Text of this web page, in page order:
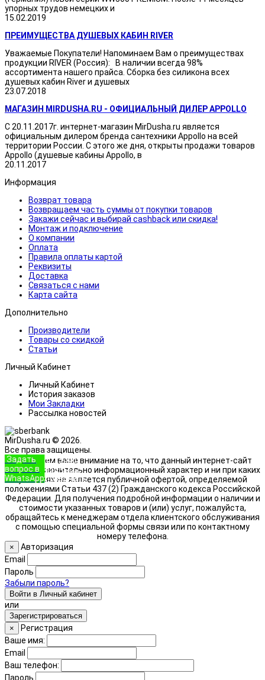
упорных трудов немецких и
15.02.2019
ПРЕИМУЩЕСТВА ДУШЕВЫХ КАБИН RIVER
Уважаемые Покупатели! Напоминаем Вам о преимуществах
продукции RIVER (Россия): В наличии всегда 98%
ассортимента нашего прайса. Сборка без силикона всех
душевых кабин River и душевых
23.07.2018
МАГАЗИН MIRDUSHA.RU - ОФИЦИАЛЬНЫЙ ДИЛЕР APPOLLO
С 20.11.2017г. интернет-магазин MirDusha.ru является
официальным дилером бренда сантехники Appollo на всей
территории России. С этого же дня, открыты продажи товаров
Appollo (душевые кабины Appollo, в
20.11.2017
Информация
Возврат товара
Возвращаем часть суммы от покупки товаров
Закажи сейчас и выбирай cashback или скидка!
Монтаж и подключение
О компании
Оплата
Правила оплаты картой
Реквизиты
Доставка
Связаться с нами
Карта сайта
Дополнительно
Производители
Товары со скидкой
Статьи
Личный Кабинет
Личный Кабинет
История заказов
Мои Закладки
Рассылка новостей
MirDusha.ru © 2026.
Все права защищены.
Обращаем ваше внимание на то, что данный интернет-сайт
носит исключительно информационный характер и ни при каких
условиях не является публичной офертой, определяемой
положениями Статьи 437 (2) Гражданского кодекса Российской
Федерации. Для получения подробной информации о наличии и
стоимости указанных товаров и (или) услуг, пожалуйста,
обращайтесь к менеджерам отдела клиентского обслуживания
с помощью специальной формы связи или по контактному
номеру телефона.
Задать
вопрос в
WhatsApp
+7 (933)
888-8322
Позвонить
×
Авторизация
Email
Пароль
Забыли пароль?
Войти в Личный кабинет
или
Зарегистрироваться
×
Регистрация
Ваше имя:
Email
Ваш телефон:
Пароль